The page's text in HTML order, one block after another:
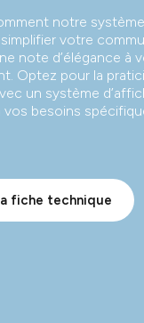
notre
votre
note d’élégance à
Optez pour la
un système
vos besoins
fiche technique